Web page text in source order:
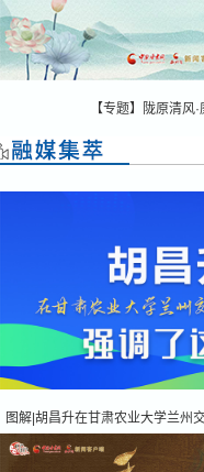
【专题】陇原清风
图解|胡昌升在甘肃农业大学兰州